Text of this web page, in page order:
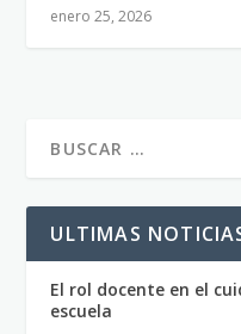
enero 25, 2026
ULTIMAS
El rol docente en el
escuela